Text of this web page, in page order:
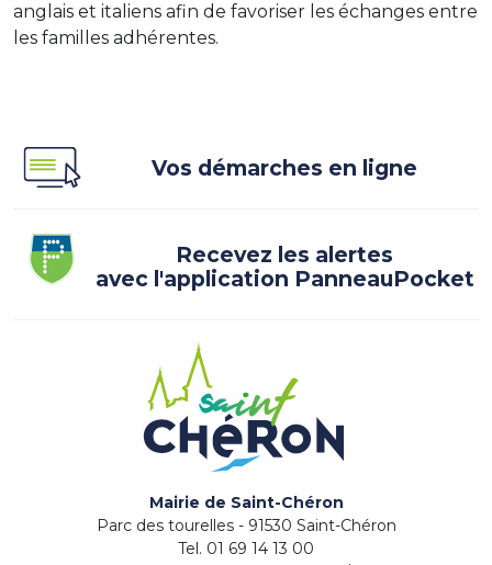
anglais et italiens afin de favoriser les échanges entre
les familles adhérentes.
Vos démarches en ligne
Recevez les alertes
avec l'application PanneauPocket
Mairie de Saint-Chéron
Parc des tourelles - 91530 Saint-Chéron
Tel. 01 69 14 13 00